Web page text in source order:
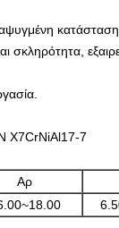
X7CrNiAl17-7
Αρ